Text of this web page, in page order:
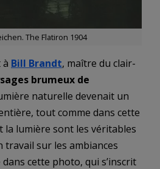
The Flatiron 1904
à Bill Brandt, maître du clair-
brumeux de
naturelle devenait un
tout comme dans cette
la lumière sont les véritables
travail sur les ambiances
cette photo, qui s’inscrit